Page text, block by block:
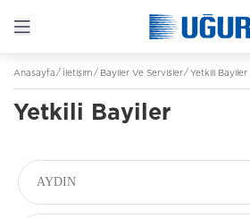
Anasayfa İletişim Bayiler Ve Servisler Yetkili Bayiler
Yetkili Bayiler
AYDIN